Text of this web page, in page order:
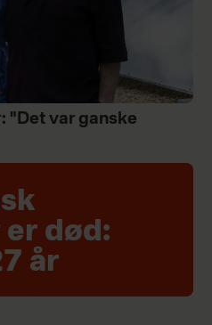
"Det var ganske
død:
år